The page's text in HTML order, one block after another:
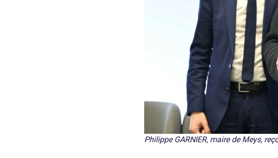
Philippe GARNIER, maire de Meys,